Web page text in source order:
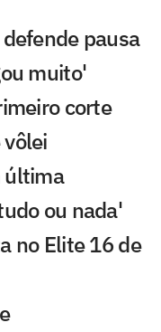
pausa
muito'
corte
última
ou nada'
no Elite 16 de